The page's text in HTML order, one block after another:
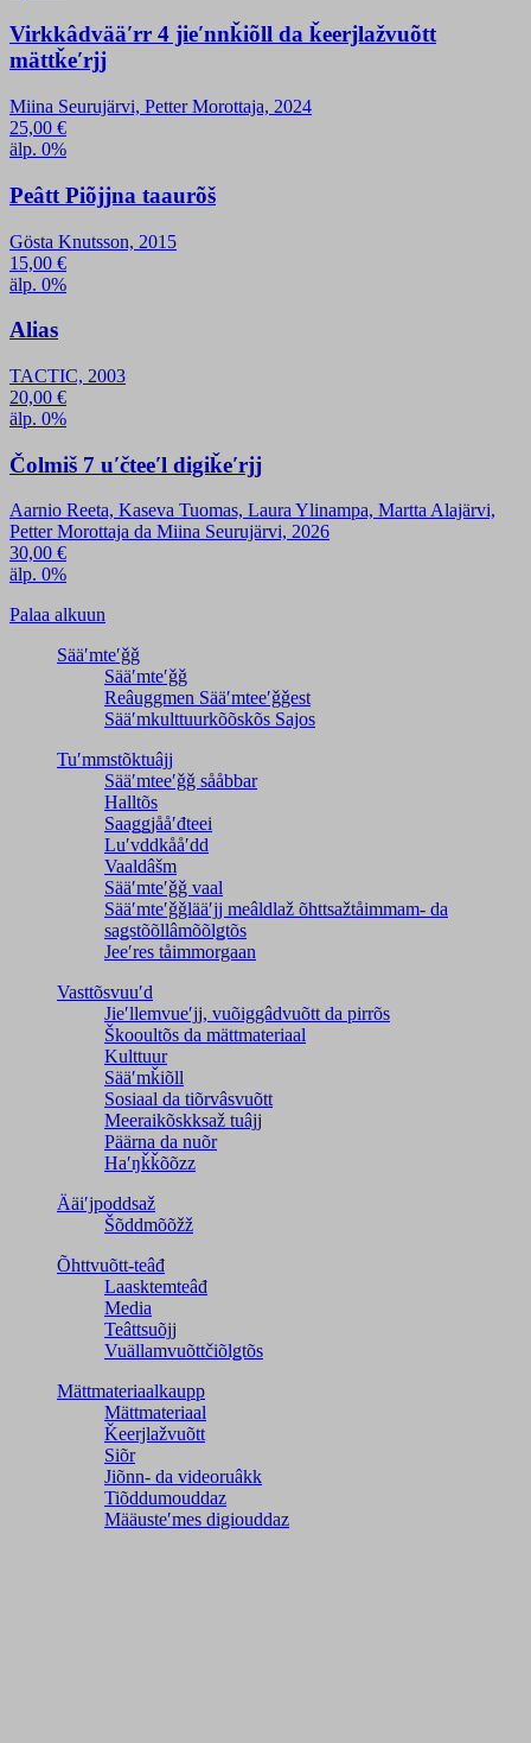
Virkkâdvääʹrr 4 jieʹnnǩiõll da ǩeerjlažvuõtt
mättǩeʹrjj
Miina Seurujärvi, Petter Morottaja, 2024
25,00 €
älp. 0%
Peâtt Piõjjna taaurõš
Gösta Knutsson, 2015
15,00 €
älp. 0%
Alias
TACTIC, 2003
20,00 €
älp. 0%
Čolmiš 7 uʹčteeʹl digiǩeʹrjj
Aarnio Reeta, Kaseva Tuomas, Laura Ylinampa, Martta Alajärvi,
Petter Morottaja da Miina Seurujärvi, 2026
30,00 €
älp. 0%
Palaa alkuun
Sääʹmteʹǧǧ
Sääʹmteʹǧǧ
Reâuggmen Sääʹmteeʹǧǧest
Sääʹmkulttuurkõõskõs Sajos
Tuʹmmstõktuâjj
Sääʹmteeʹǧǧ sååbbar
Halltõs
Saaǥǥjååʹđteei
Luʹvddkååʹdd
Vaaldâšm
Sääʹmteʹǧǧ vaal
Sääʹmteʹǧǧlääʹjj meâldlaž õhttsažtåimmam- da
saǥstõõllâmõõlǥtõs
Jeeʹres tåimmorgaan
Vasttõsvuuʹd
Jieʹllemvueʹjj, vuõiggâdvuõtt da pirrõs
Škooultõs da mättmateriaal
Kulttuur
Sääʹmǩiõll
Sosiaal da tiõrvâsvuõtt
Meeraikõskksaž tuâjj
Päärna da nuõr
Haʹŋǩǩõõzz
Ääiʹjpoddsaž
Šõddmõõžž
Õhttvuõtt-teâđ
Laasktemteâđ
Media
Teâttsuõjj
Vuällamvuõttčiõlǥtõs
Mättmateriaalkaupp
Mättmateriaal
Ǩeerjlažvuõtt
Siõr
Jiõnn- da videoruâkk
Tiõddumouddaz
Määusteʹmes digiouddaz